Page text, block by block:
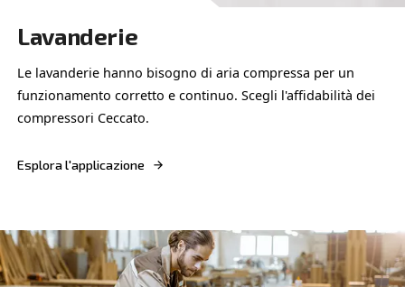
Esplora l'applicazione